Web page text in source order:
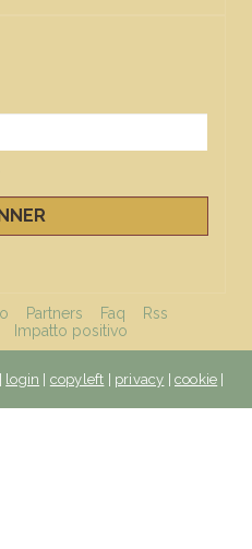
Partners Faq
Rss
Impatto positivo
login | copyleft | privacy |cookie |